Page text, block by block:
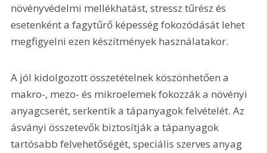
növényvédelmi mellékhatást, stressz tűrész és
esetenként a fagytűrő képesség fokozódását lehet
megfigyelni ezen készítmények használatakor.
A jól kidolgozott összetételnek köszönhetően a
makro-, mezo- és mikroelemek fokozzák a növényi
anyagcserét, serkentik a tápanyagok felvételét. Az
ásványi összetevők biztosítják a tápanyagok
tartósabb felvehetőségét, speciális szerves anyag